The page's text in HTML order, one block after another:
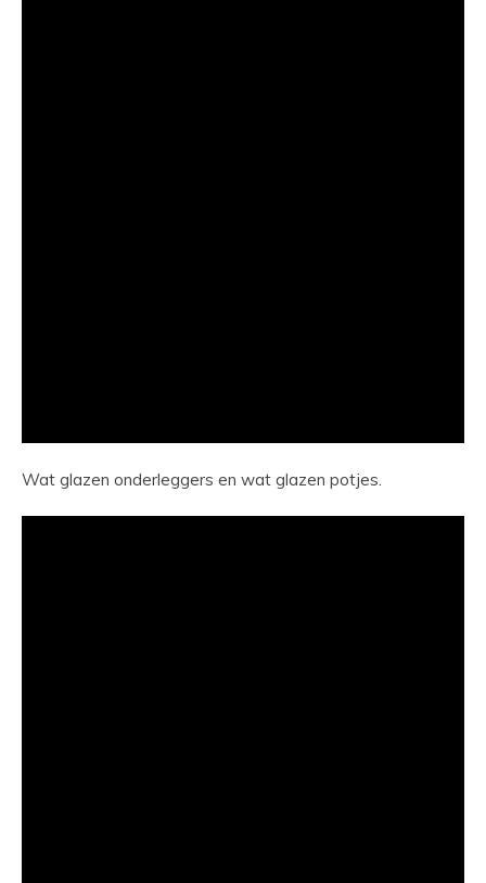
Wat glazen onderleggers en wat glazen potjes.